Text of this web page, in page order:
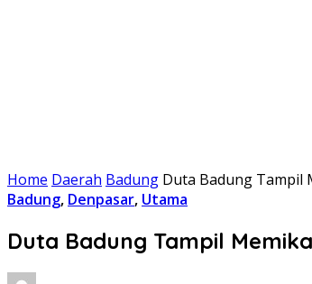
Home Daerah Badung Duta Badung Tampil
Badung, Denpasar, Utama
Duta Badung Tampil